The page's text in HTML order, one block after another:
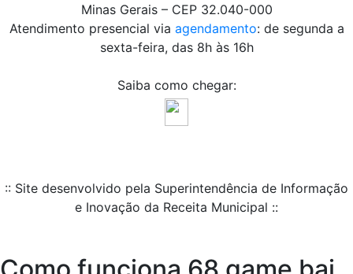
Minas Gerais – CEP 32.040-000
Atendimento presencial via agendamento: de segunda a
sexta-feira, das 8h às 16h
Saiba como chegar:
:: Site desenvolvido pela Superintendência de Informação
e Inovação da Receita Municipal ::